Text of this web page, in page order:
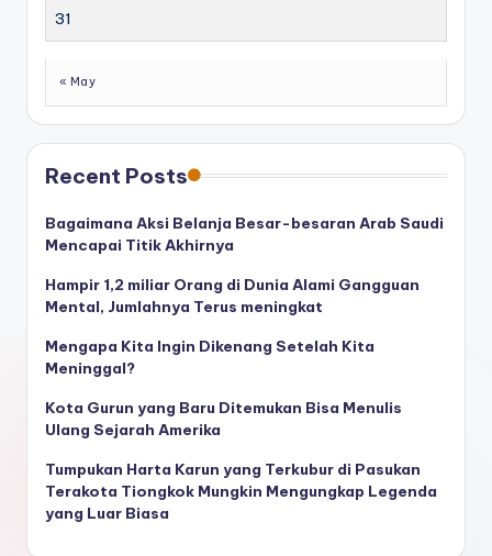
31
« May
Recent Posts
Bagaimana Aksi Belanja Besar-besaran Arab Saudi
Mencapai Titik Akhirnya
Hampir 1,2 miliar Orang di Dunia Alami Gangguan
Mental, Jumlahnya Terus meningkat
Mengapa Kita Ingin Dikenang Setelah Kita
Meninggal?
Kota Gurun yang Baru Ditemukan Bisa Menulis
Ulang Sejarah Amerika
Tumpukan Harta Karun yang Terkubur di Pasukan
Terakota Tiongkok Mungkin Mengungkap Legenda
yang Luar Biasa